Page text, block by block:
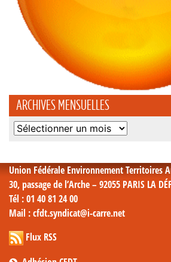
ARCHIVES MENSUELLES
Archives
Union Fédérale Environnement Territoires
30, passage de l’Arche – 92055 PARIS LA
Tél : 01 40 81 24 00
Mail : cfdt.syndicat@i-carre.net
Flux RSS